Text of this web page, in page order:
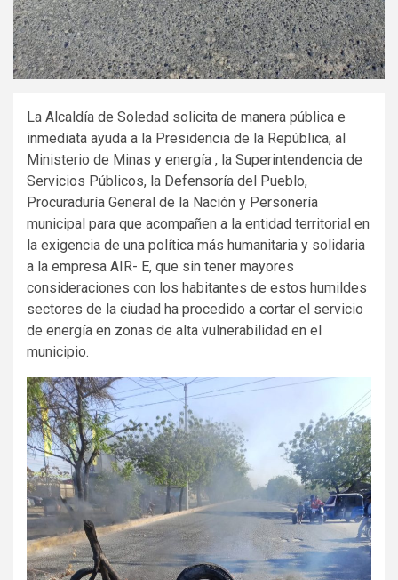
La Alcaldía de Soledad solicita de manera pública e
inmediata ayuda a la Presidencia de la República, al
Ministerio de Minas y energía , la Superintendencia de
Servicios Públicos, la Defensoría del Pueblo,
Procuraduría General de la Nación y Personería
municipal para que acompañen a la entidad territorial en
la exigencia de una política más humanitaria y solidaria
a la empresa AIR- E, que sin tener mayores
consideraciones con los habitantes de estos humildes
sectores de la ciudad ha procedido a cortar el servicio
de energía en zonas de alta vulnerabilidad en el
municipio.